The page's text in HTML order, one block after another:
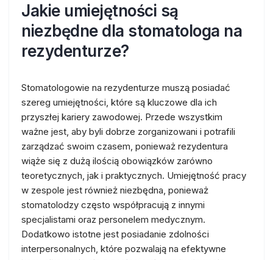
Jakie umiejętności są
niezbędne dla stomatologa na
rezydenturze?
Stomatologowie na rezydenturze muszą posiadać
szereg umiejętności, które są kluczowe dla ich
przyszłej kariery zawodowej. Przede wszystkim
ważne jest, aby byli dobrze zorganizowani i potrafili
zarządzać swoim czasem, ponieważ rezydentura
wiąże się z dużą ilością obowiązków zarówno
teoretycznych, jak i praktycznych. Umiejętność pracy
w zespole jest również niezbędna, ponieważ
stomatolodzy często współpracują z innymi
specjalistami oraz personelem medycznym.
Dodatkowo istotne jest posiadanie zdolności
interpersonalnych, które pozwalają na efektywne